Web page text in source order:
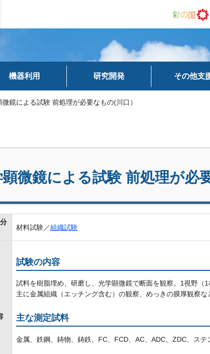
機器利用 研究開発 その他支
鏡による試験 前処理が必要なもの(川口）
微鏡による試験 前処理が必
材料試験／組織試験
試験の内容
試料を樹脂埋め、研磨し、光学顕微鏡で断面を観察。1視野（1
主に金属組織（エッチング含む）の観察、めっきの膜厚観察な
主な測定試料
金属、鉄鋼、鋳物、鋳鉄、FC、FCD、AC、ADC、ZDC、ス